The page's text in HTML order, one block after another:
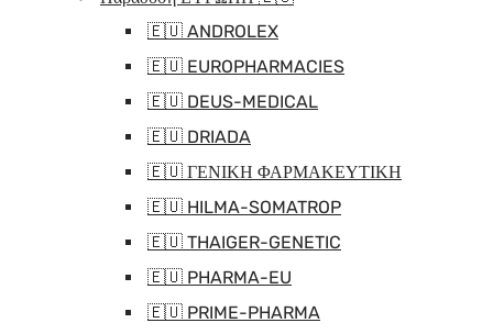
🇪🇺 ANDROLEX
🇪🇺 EUROPHARMACIES
🇪🇺 DEUS-MEDICAL
🇪🇺 DRIADA
🇪🇺 ΓΕΝΙΚΗ ΦΑΡΜΑΚΕΥΤΙΚΗ
🇪🇺 HILMA-SOMATROP
🇪🇺 THAIGER-GENETIC
🇪🇺 PHARMA-EU
🇪🇺 PRIME-PHARMA